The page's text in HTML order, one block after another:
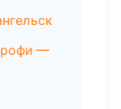
—